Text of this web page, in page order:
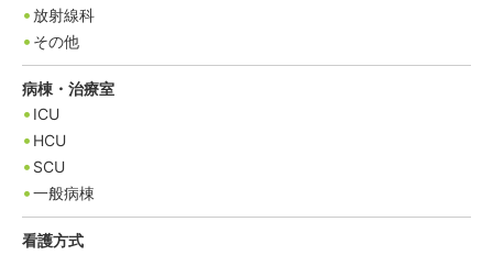
放射線科
その他
病棟・治療室
ICU
HCU
SCU
一般病棟
看護方式